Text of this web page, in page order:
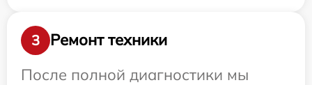
3
Ремонт техники
После полной диагностики мы